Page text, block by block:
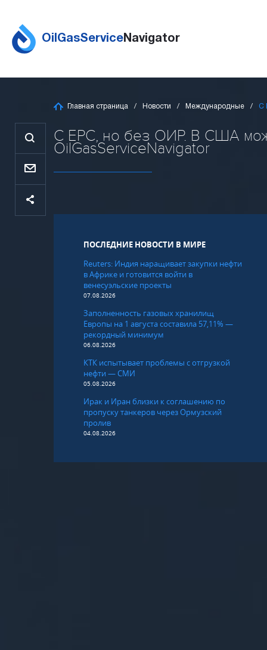
OilGasServiceNavigator
Главная страница Новости Международные С
С EPC, но без ОИР. В США
OilGasServiceNavigator
ПОСЛЕДНИЕ НОВОСТИ В МИРЕ
Reuters: Индия наращивает закупки нефти
в Африке и готовится войти в
венесуэльские проекты
07.08.2026
Заполненность газовых хранилищ
Европы на 1 августа составила 57,11% —
рекордный минимум
06.08.2026
КТК испытывает проблемы с отгрузкой
нефти — СМИ
05.08.2026
Ирак и Иран близки к соглашению по
пропуску танкеров через Ормузский
пролив
04.08.2026